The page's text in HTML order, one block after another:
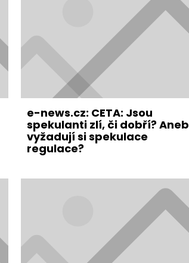
e-news.cz: CETA: Jsou
spekulanti zlí, či dobří? Aneb
vyžadují si spekulace
regulace?